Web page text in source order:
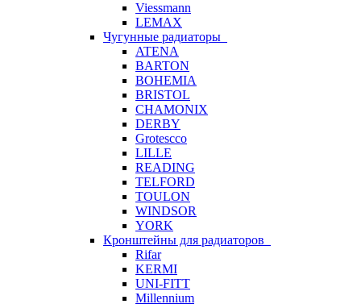
Viessmann
LEMAX
Чугунные радиаторы
ATENA
BARTON
BOHEMIA
BRISTOL
CHAMONIX
DERBY
Grotescco
LILLE
READING
TELFORD
TOULON
WINDSOR
YORK
Кронштейны для радиаторов
Rifar
KERMI
UNI-FITT
Millennium